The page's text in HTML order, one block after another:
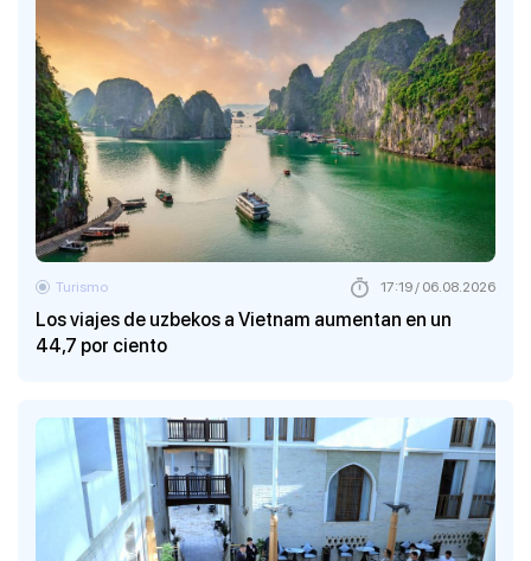
Los viajes de uzbekos a Vietnam aumentan en un
44,7 por ciento
Turismo 17:19 / 06.08.2026